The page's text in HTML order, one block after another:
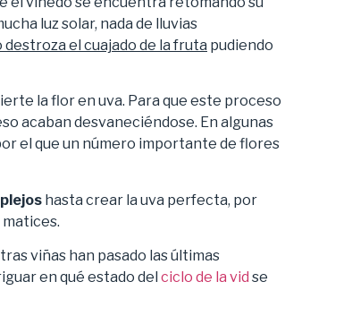
luz solar, nada de lluvias
el cuajado de la fruta pudiendo
la flor en uva. Para que este proceso
acaban desvaneciéndose. En algunas
el que un número importante de flores
hasta crear la uva perfecta, por
viñas han pasado las últimas
en qué estado del ciclo de la vid se